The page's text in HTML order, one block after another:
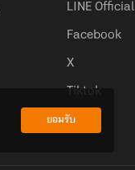
LINE Official
Facebook
X
Tiktok
ยอมรับ